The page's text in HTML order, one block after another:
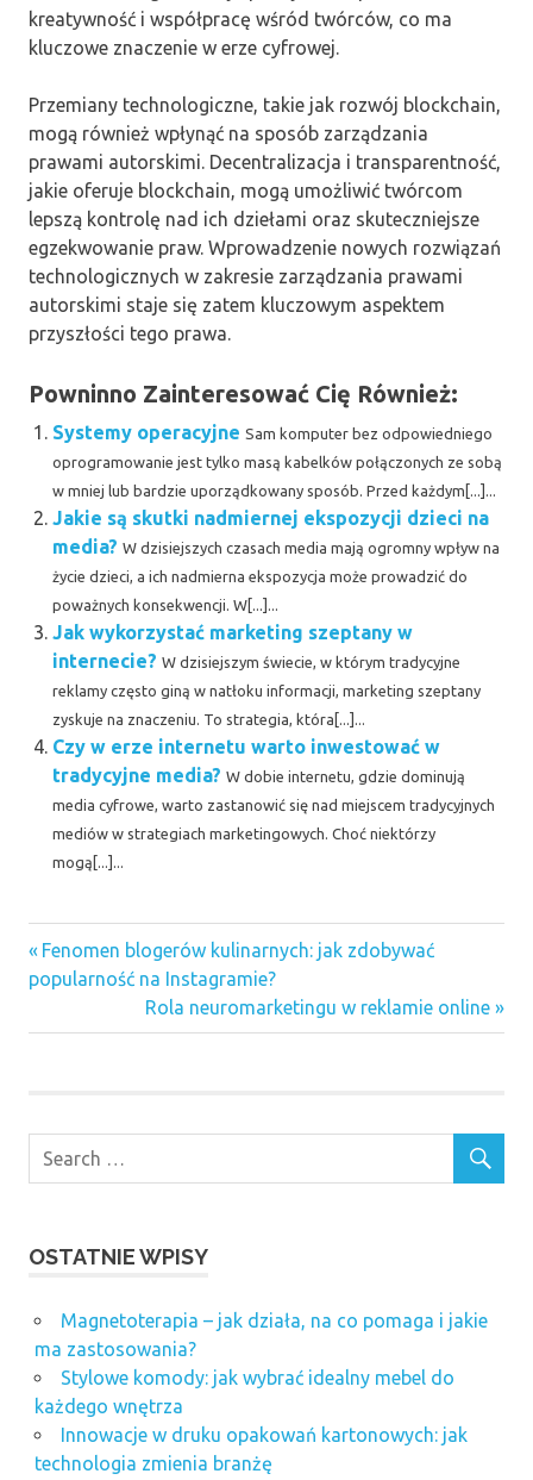
kreatywność i współpracę wśród twórców, co ma
kluczowe znaczenie w erze cyfrowej.
Przemiany technologiczne, takie jak rozwój blockchain,
mogą również wpłynąć na sposób zarządzania
prawami autorskimi. Decentralizacja i transparentność,
jakie oferuje blockchain, mogą umożliwić twórcom
lepszą kontrolę nad ich dziełami oraz skuteczniejsze
egzekwowanie praw. Wprowadzenie nowych rozwiązań
technologicznych w zakresie zarządzania prawami
autorskimi staje się zatem kluczowym aspektem
przyszłości tego prawa.
Powninno Zainteresować Cię Również:
Systemy operacyjne Sam komputer bez odpowiedniego
oprogramowanie jest tylko masą kabelków połączonych ze sobą
w mniej lub bardzie uporządkowany sposób. Przed każdym[...]...
Jakie są skutki nadmiernej ekspozycji dzieci na
media? W dzisiejszych czasach media mają ogromny wpływ na
życie dzieci, a ich nadmierna ekspozycja może prowadzić do
poważnych konsekwencji. W[...]...
Jak wykorzystać marketing szeptany w
internecie? W dzisiejszym świecie, w którym tradycyjne
reklamy często giną w natłoku informacji, marketing szeptany
zyskuje na znaczeniu. To strategia, która[...]...
Czy w erze internetu warto inwestować w
tradycyjne media? W dobie internetu, gdzie dominują
media cyfrowe, warto zastanowić się nad miejscem tradycyjnych
mediów w strategiach marketingowych. Choć niektórzy
mogą[...]...
Nawigacja
wpisu
Previous
Post:
Fenomen blogerów kulinarnych: jak zdobywać
popularność na Instagramie?
Next
Post:
Rola neuromarketingu w reklamie online
OSTATNIE WPISY
Magnetoterapia – jak działa, na co pomaga i jakie
ma zastosowania?
Stylowe komody: jak wybrać idealny mebel do
każdego wnętrza
Innowacje w druku opakowań kartonowych: jak
technologia zmienia branżę